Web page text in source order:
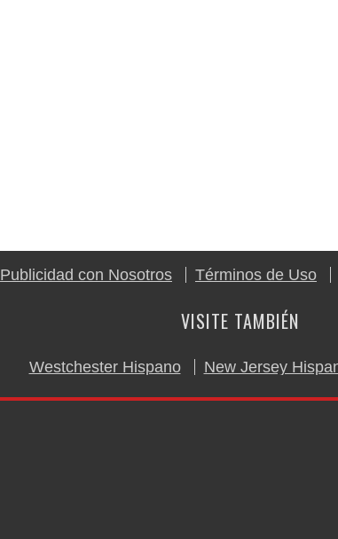
Publicidad con Nosotros Términos de Uso
VISITE TAMBIÉN
Westchester Hispano New Jersey